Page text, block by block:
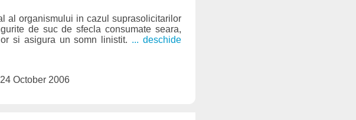
al organismului in cazul suprasolicitarilor
de suc de sfecla consumate seara,
si asigura un somn linistit. ... deschide
October 2006